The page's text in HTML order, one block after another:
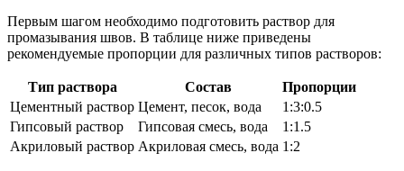
Первым шагом необходимо подготовить раствор для
промазывания швов. В таблице ниже приведены
рекомендуемые пропорции для различных типов растворов:
Тип раствора Состав
Пропорции
Цементный раствор Цемент, песок, вода
1:3:0.5
Гипсовый раствор
Гипсовая смесь, вода
1:1.5
Акриловый раствор Акриловая смесь, вода 1:2